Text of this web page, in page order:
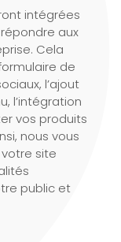
intégrées
aux
Cela
de
l’ajout
l’intégration
vos produits
nous vous
site
public et